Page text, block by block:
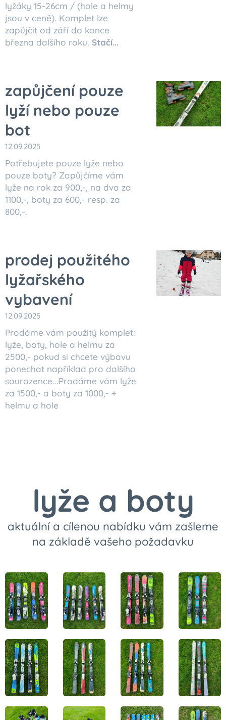
lyžáky 15-26cm / (hole a helmy
jsou v ceně). Komplet lze
zapůjčit od září do konce
března dalšího roku. Stačí...
zapůjčení pouze
lyží nebo pouze
bot
12.09.2025
Potřebujete pouze lyže nebo
pouze boty? Zapůjčíme vám
lyže na rok za 900,-, na dva za
1100,-, boty za 600,- resp. za
800,-.
prodej použitého
lyžařského
vybavení
12.09.2025
Prodáme vám použitý komplet:
lyže, boty, hole a helmu za
2500,- pokud si chcete výbavu
ponechat například pro dalšího
sourozence...Prodáme vám lyže
za 1500,- a boty za 1000,- +
helmu a hole
lyže a boty
aktuální a cílenou nabídku vám zašleme
na základě vašeho požadavku